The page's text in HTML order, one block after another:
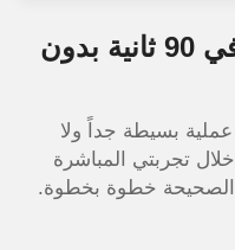
طبّق كوبون دروب كيك في 90 ثانية بدون
بسيطة جداً ولا
تجربتي المباشرة
الصحيحة خطوة بخطوة.